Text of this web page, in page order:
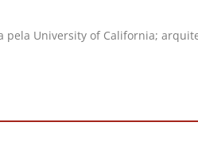
University of California;